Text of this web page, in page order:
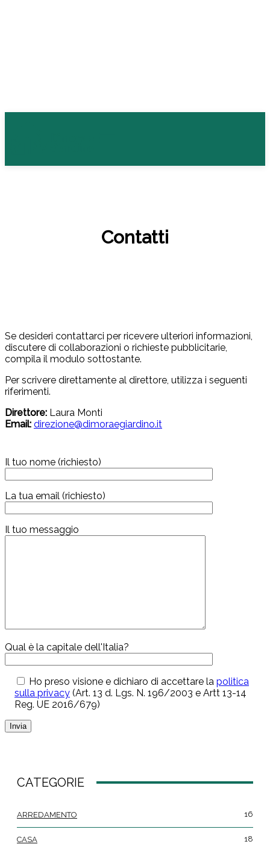
Contatti
Se desideri contattarci per ricevere ulteriori informazioni,
discutere di collaborazioni o richieste pubblicitarie,
compila il modulo sottostante.
Per scrivere direttamente al direttore, utilizza i seguenti
riferimenti.
Direttore: Laura Monti
Email: direzione@dimoraegiardino.it
Il tuo nome (richiesto)
La tua email (richiesto)
Il tuo messaggio
Qual è la capitale dell'Italia?
Ho preso visione e dichiaro di accettare la politica
sulla privacy (Art. 13 d. Lgs. N. 196/2003 e Artt 13-14
Reg. UE 2016/679)
CATEGORIE
ARREDAMENTO 16
CASA 18